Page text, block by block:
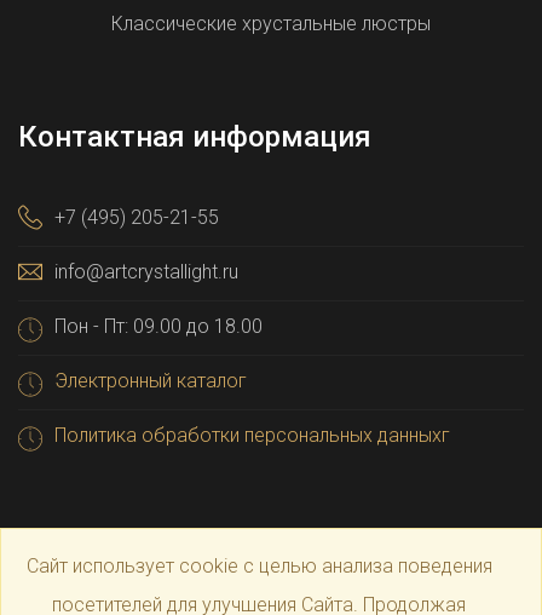
Классические хрустальные люстры
Контактная информация
+7 (495) 205-21-55
info@artcrystallight.ru
Пон - Пт: 09.00 до 18.00
Электронный каталог
Политика обработки персональных данныхг
Сайт использует cookie с целью анализа поведения
посетителей для улучшения Сайта. Продолжая